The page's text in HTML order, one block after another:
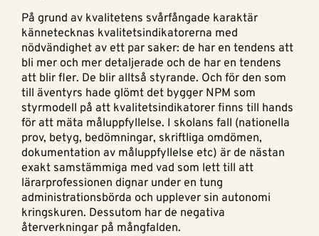
På grund av kvalitetens svårfångade karaktär
kännetecknas kvalitetsindikatorerna med
nödvändighet av ett par saker: de har en tendens att
bli mer och mer detaljerade och de har en tendens
att blir fler. De blir alltså styrande. Och för den som
till äventyrs hade glömt det bygger NPM som
styrmodell på att kvalitetsindikatorer finns till hands
för att mäta måluppfyllelse. I skolans fall (nationella
prov, betyg, bedömningar, skriftliga omdömen,
dokumentation av måluppfyllelse etc) är de nästan
exakt samstämmiga med vad som lett till att
lärarprofessionen dignar under en tung
administrationsbörda och upplever sin autonomi
kringskuren. Dessutom har de negativa
återverkningar på mångfalden.